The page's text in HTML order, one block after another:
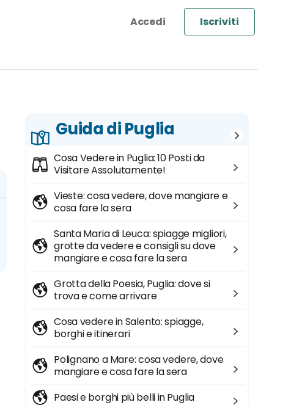
Iscriviti
Guida di Puglia
Cosa Vedere in Puglia: 10 Posti da
Visitare Assolutamente!
Vieste: cosa vedere, dove mangiare e
cosa fare la sera
Santa Maria di Leuca: spiagge migliori,
grotte da vedere e consigli su dove
mangiare e cosa fare la sera
Grotta della Poesia, Puglia: dove si
trova e come arrivare
Cosa vedere in Salento: spiagge,
borghi e itinerari
Polignano a Mare: cosa vedere, dove
mangiare e cosa fare la sera
Paesi e borghi più belli in Puglia